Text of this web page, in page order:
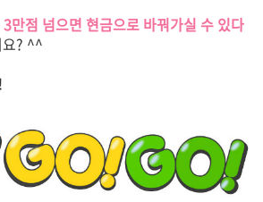
만점 넘으면 현금으로 바꿔가실 수 있다
요? ^^